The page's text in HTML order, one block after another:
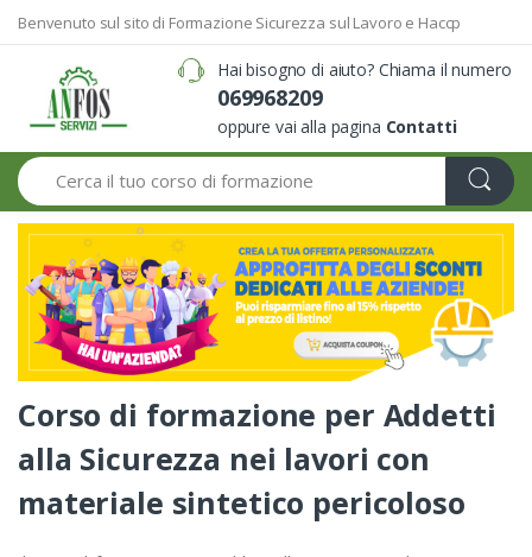
Benvenuto sul sito di Formazione Sicurezza sul Lavoro e Haccp
Hai bisogno di aiuto? Chiama il numero
069968209
oppure vai alla pagina Contatti
Search
Corso di formazione per Addetti
alla Sicurezza nei lavori con
materiale sintetico pericoloso